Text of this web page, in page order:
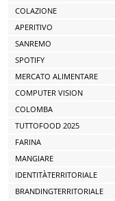
COLAZIONE
APERITIVO
SANREMO
SPOTIFY
MERCATO ALIMENTARE
COMPUTER VISION
COLOMBA
TUTTOFOOD 2025
FARINA
MANGIARE
IDENTITÀTERRITORIALE
BRANDINGTERRITORIALE